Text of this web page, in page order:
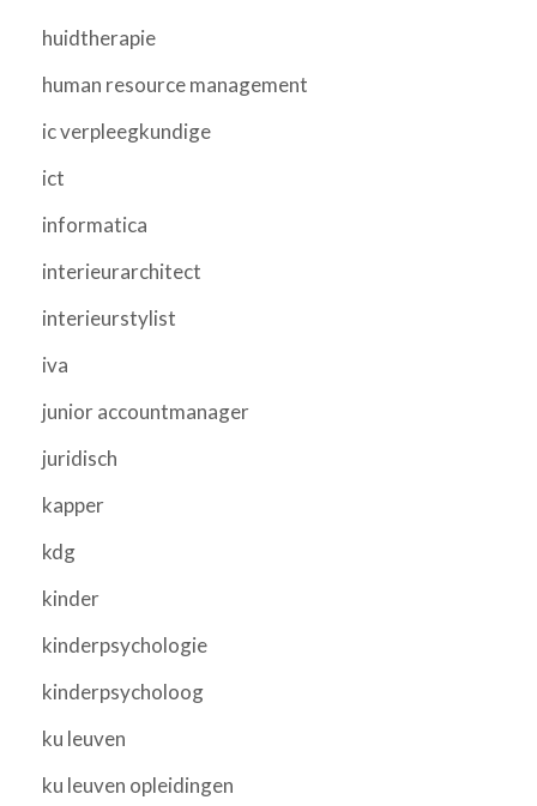
huidtherapie
human resource management
ic verpleegkundige
ict
informatica
interieurarchitect
interieurstylist
iva
junior accountmanager
juridisch
kapper
kdg
kinder
kinderpsychologie
kinderpsycholoog
ku leuven
ku leuven opleidingen